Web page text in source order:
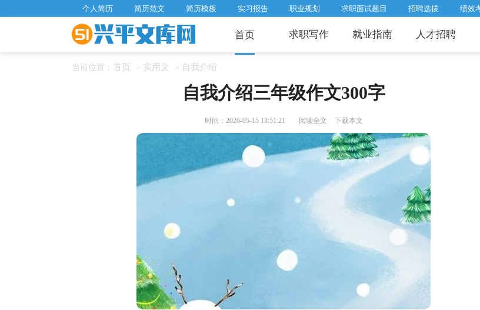
个人简历 简历范文 简历模板 实习报告 职业规划 求职面试题目 招聘选拔 绩效
首页 求职写作 就业指南 人才招聘
当前位置： 首页 > 实用文 > 自我介绍
自我介绍三年级作文300字
时间：2026-05-15 13:51:21 阅读全文 下载本文